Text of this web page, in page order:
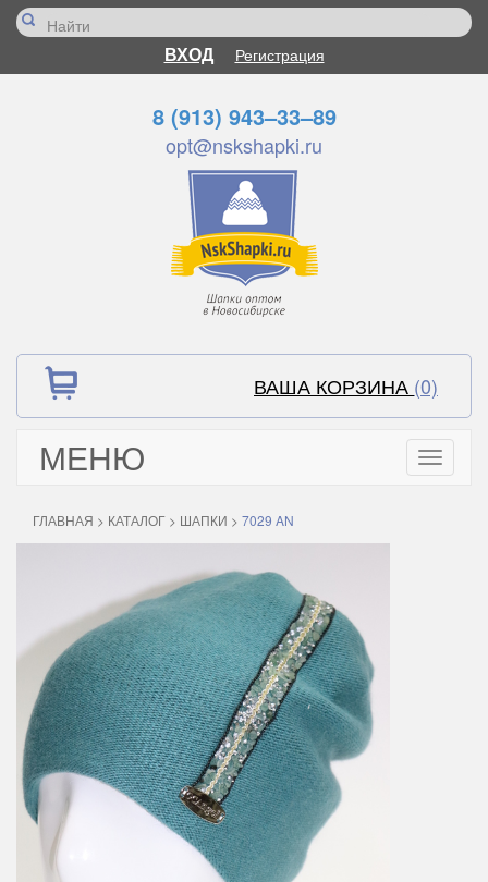
ВХОД Регистрация
8 (913) 943–33–89
opt@nskshapki.ru
ВАША КОРЗИНА (0)
МЕНЮ
Toggle
ГЛАВНАЯ > КАТАЛОГ > ШАПКИ > 7029 AN